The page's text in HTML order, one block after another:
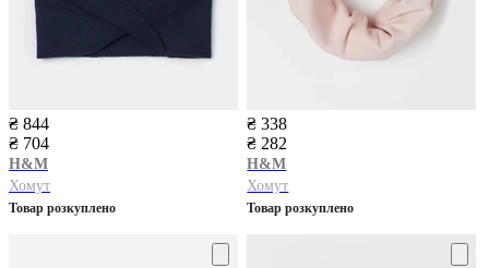
₴ 844
₴ 704
H&M
Хомут
Товар розкуплено
₴ 338
₴ 282
H&M
Хомут
Товар розкуплено